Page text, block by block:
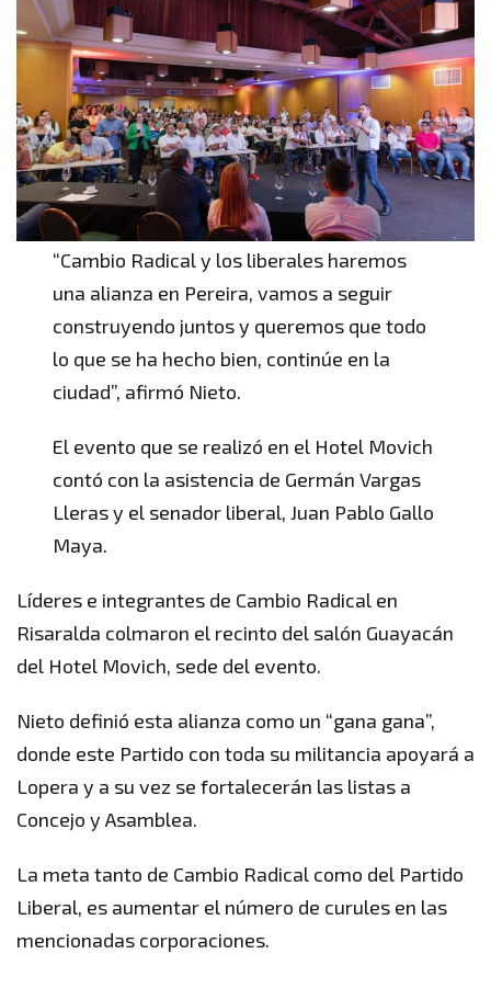
“Cambio Radical y los liberales haremos
una alianza en Pereira, vamos a seguir
construyendo juntos y queremos que todo
lo que se ha hecho bien, continúe en la
ciudad”, afirmó Nieto.
El evento que se realizó en el Hotel Movich
contó con la asistencia de Germán Vargas
Lleras y el senador liberal, Juan Pablo Gallo
Maya.
Líderes e integrantes de Cambio Radical en
Risaralda colmaron el recinto del salón Guayacán
del Hotel Movich, sede del evento.
Nieto definió esta alianza como un “gana gana”,
donde este Partido con toda su militancia apoyará a
Lopera y a su vez se fortalecerán las listas a
Concejo y Asamblea.
La meta tanto de Cambio Radical como del Partido
Liberal, es aumentar el número de curules en las
mencionadas corporaciones.